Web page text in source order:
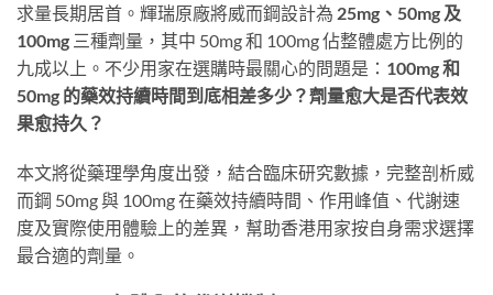
求量長期居首。輝瑞原廠將威而鋼設計為 25mg、50mg 及
100mg 三種劑量，其中 50mg 和 100mg 佔整體處方比例的
九成以上。不少用家在選購時最關心的問題是： 100mg 和
50mg 的藥效持續時間到底相差多少？劑量愈大是否代表效
果愈持久？
本文將從藥理學角度出發，結合臨床研究數據，完整剖析威
而鋼 50mg 與 100mg 在藥效持續時間、作用峰值、代謝速
度及實際使用體驗上的差異，幫助香港用家按自身需求選擇
最合適的劑量。